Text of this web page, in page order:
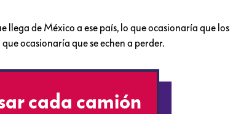
de México a ese país, lo que ocasionaría que los
ocasionaría que se echen a perder.
cada camión